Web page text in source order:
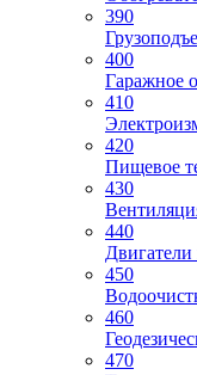
390
400
Гаражное
410
420
Пищевое
430
440
Двигатели
450
460
470